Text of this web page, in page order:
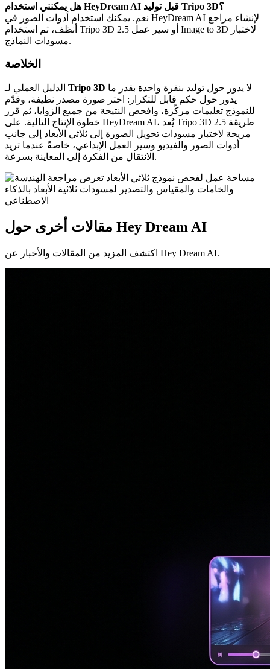
هل يمكنني استخدام HeyDream AI قبل توليد Tripo 3D؟
نعم. يمكنك استخدام أدوات الصور في HeyDream AI لإنشاء مراجع
أنظف، ثم استخدام Tripo 3D 2.5 أو سير عمل Image to 3D لاختبار
مسودات النماذج.
الخلاصة
Tripo 3D
يدور حول حكم قابل للتكرار: اختر صورة مصدر نظيفة، وقدّم
للنموذج تعليمات مركّزة، وافحص النتيجة من جميع الزوايا، ثم قرر
خطوة الإنتاج التالية. على HeyDream AI، يُعد Tripo 3D 2.5 طريقة
مريحة لاختبار مسودات تحويل الصورة إلى ثلاثي الأبعاد إلى جانب
أدوات الصور والفيديو وسير العمل الإبداعي، خاصةً عندما تريد
الانتقال من الفكرة إلى المعاينة بسرعة.
مقالات أخرى حول Hey Dream AI
اكتشف المزيد من المقالات والأخبار عن Hey Dream AI.